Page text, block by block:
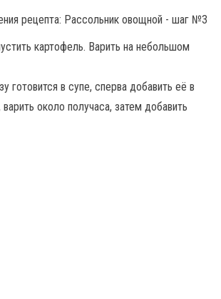
картофель. Варить на небольшом
готовится в супе, сперва добавить её в
около получаса, затем добавить